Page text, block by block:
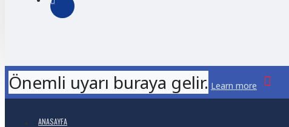
Önemli uyarı buraya gelir. Learn more
ANASAYFA